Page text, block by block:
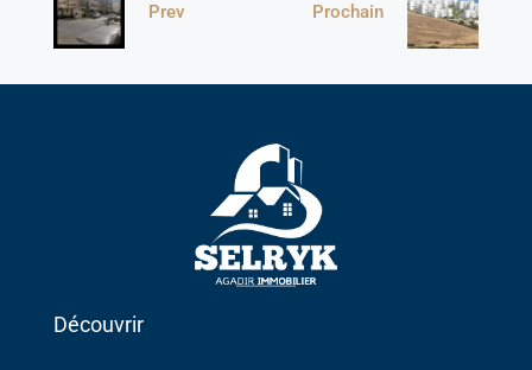
Prev Prochain
Découvrir